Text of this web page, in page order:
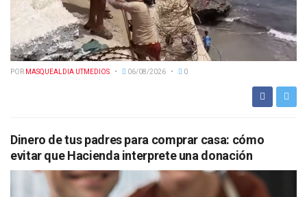
POR MASQUEALDIA UTMEDIOS 06/08/2026 0
Dinero de tus padres para comprar casa: cómo
evitar que Hacienda interprete una donación